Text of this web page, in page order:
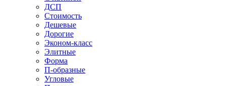
ДСП
Стоимость
Дешевые
Дорогие
Эконом-класс
Элитные
Форма
П-образные
Угловые